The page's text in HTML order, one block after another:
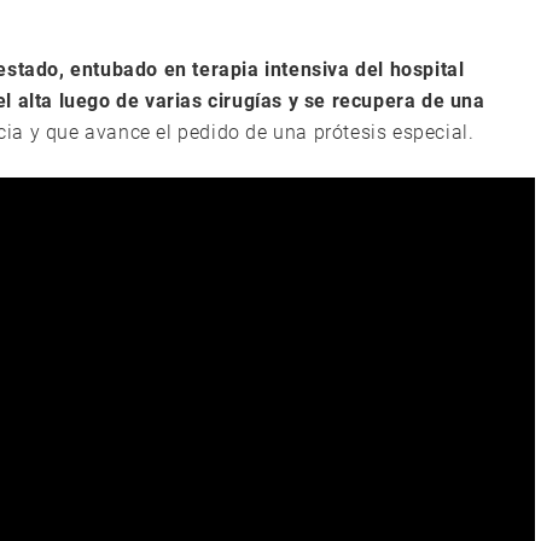
entubado en terapia intensiva del hospital
alta luego de varias cirugías y se recupera de una
y que avance el pedido de una prótesis especial.